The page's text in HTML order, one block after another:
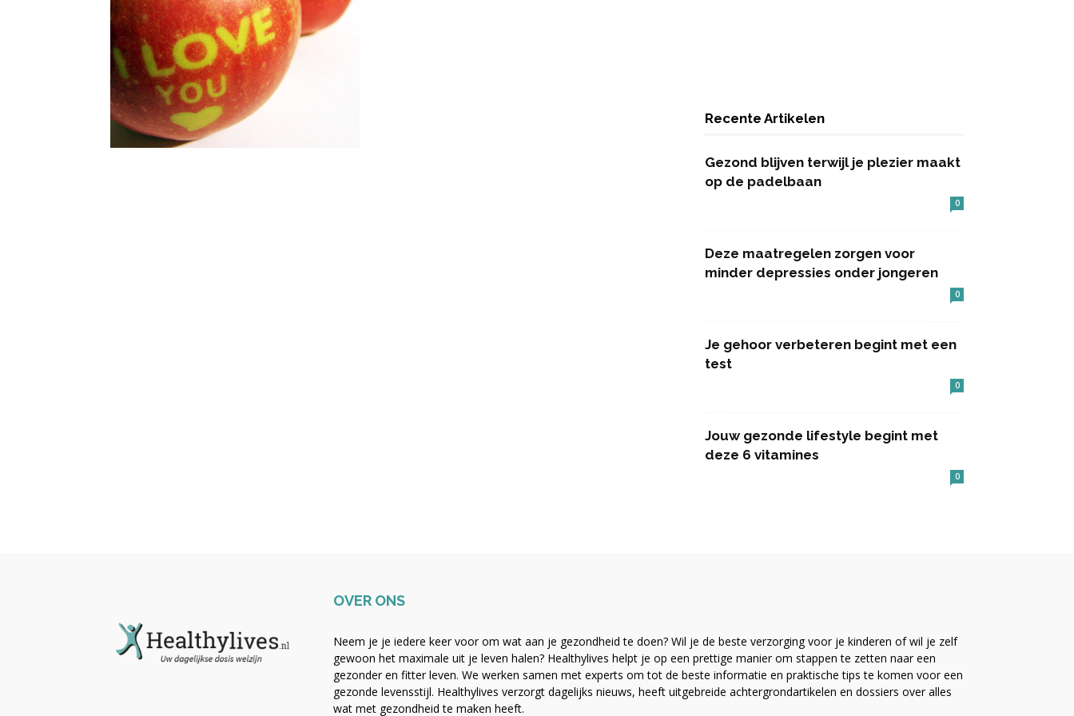
Recente Artikelen
Gezond blijven terwijl je plezier maakt
op de padelbaan
0
Deze maatregelen zorgen voor
minder depressies onder jongeren
0
Je gehoor verbeteren begint met een
test
0
Jouw gezonde lifestyle begint met
deze 6 vitamines
0
OVER ONS
Neem je je iedere keer voor om wat aan je gezondheid te doen? Wil je de beste verzorging voor je kinderen of wil je zelf
gewoon het maximale uit je leven halen? Healthylives helpt je op een prettige manier om stappen te zetten naar een
gezonder en fitter leven. We werken samen met experts om tot de beste informatie en praktische tips te komen voor een
gezonde levensstijl. Healthylives verzorgt dagelijks nieuws, heeft uitgebreide achtergrondartikelen en dossiers over alles
wat met gezondheid te maken heeft.